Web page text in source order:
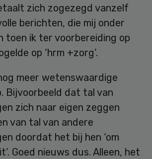
zich zogezegd vanzelf
berichten, die mij onder
toen ik ter voorbereiding op
op ‘hrm +zorg’.
meer wetenswaardige
Bijvoorbeeld dat tal van
zich naar eigen zeggen
van tal van andere
doordat het bij hen ‘om
Goed nieuws dus. Alleen, het